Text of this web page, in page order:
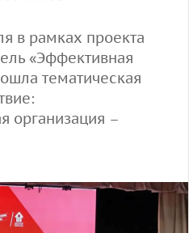
в рамках проекта
«Эффективная
тематическая
организация –